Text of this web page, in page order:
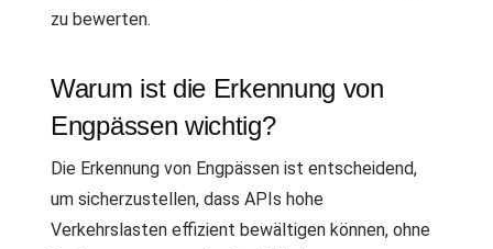
zu bewerten.
Warum ist die Erkennung von
Engpässen wichtig?
Die Erkennung von Engpässen ist entscheidend,
um sicherzustellen, dass APIs hohe
Verkehrslasten effizient bewältigen können, ohne